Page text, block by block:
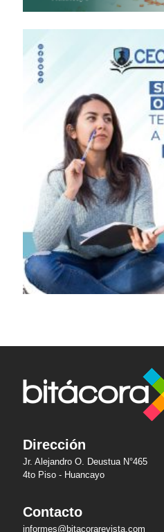
Dirección
Jr. Alejandro O. Deustua N°465
4to Piso - Huancayo
Contacto
informes@bitacorarevista.com